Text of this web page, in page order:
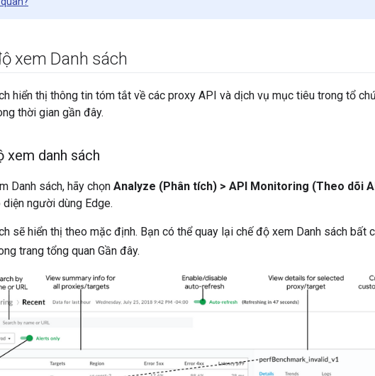
xem Danh sách
hiển thị thông tin tóm tắt về các proxy API và dịch vụ mục tiêu trong tổ
thời gian gần đây.
xem danh sách
Danh sách, hãy chọn Analyze (Phân tích) > API Monitoring (Theo dõi
người dùng Edge.
sẽ hiển thị theo mặc định. Bạn có thể quay lại chế độ xem Danh sách bất
trang tổng quan Gần đây.